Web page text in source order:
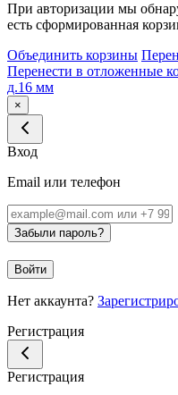
При авторизации мы
есть сформированная
Объединить корзины
Перенести в отложенные
д.16 мм
×
Вход
Email или телефон
Забыли пароль?
Войти
Нет аккаунта?
Регистрация
Регистрация